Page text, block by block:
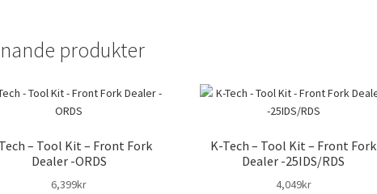
produkter
– Tool Kit – Front Fork
Dealer -ORDS
6,399kr
K-Tech – Tool Kit – Front Fork
Dealer -25IDS/RDS
4,049kr